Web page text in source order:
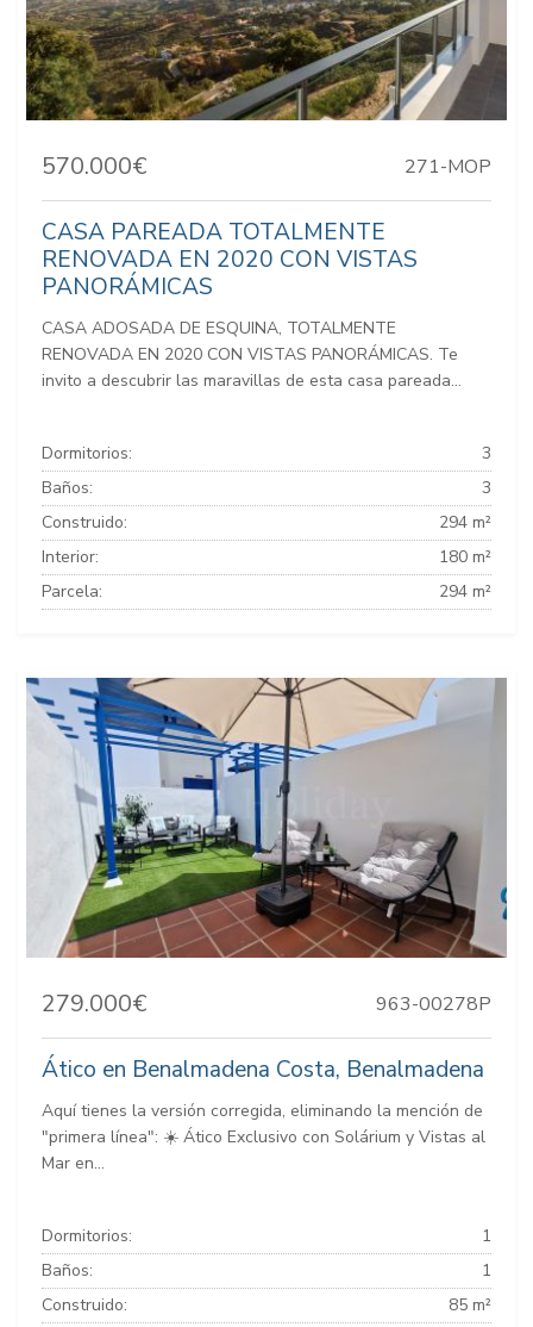
570.000€ 271-MOP
CASA PAREADA TOTALMENTE
RENOVADA EN 2020 CON VISTAS
PANORÁMICAS
CASA ADOSADA DE ESQUINA, TOTALMENTE
RENOVADA EN 2020 CON VISTAS PANORÁMICAS. Te
invito a descubrir las maravillas de esta casa pareada...
Dormitorios:
3
Baños:
3
Construido:
294 m²
Interior:
180 m²
Parcela:
294 m²
279.000€ 963-00278P
Ático en Benalmadena Costa, Benalmadena
Aquí tienes la versión corregida, eliminando la mención de
"primera línea": ☀️ Ático Exclusivo con Solárium y Vistas al
Mar en...
Dormitorios:
1
Baños:
1
Construido:
85 m²